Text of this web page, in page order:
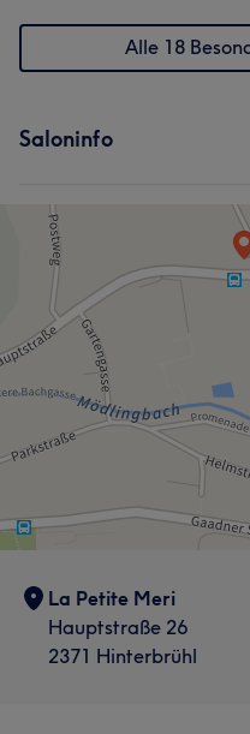
Alle 18
Saloninfo
La Petite Meri
Hauptstraße 26
2371 Hinterbrühl